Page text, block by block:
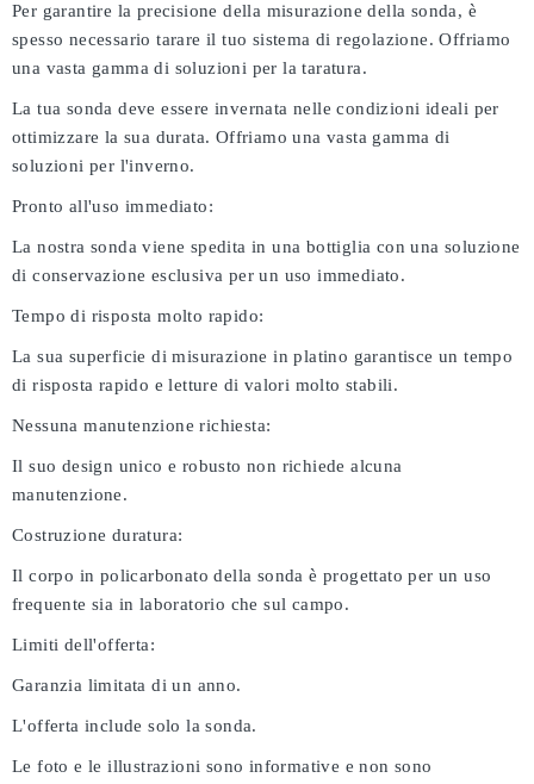
Per garantire la precisione della misurazione della sonda, è
spesso necessario tarare il tuo sistema di regolazione. Offriamo
una vasta gamma di soluzioni per la taratura.
La tua sonda deve essere invernata nelle condizioni ideali per
ottimizzare la sua durata. Offriamo una vasta gamma di
soluzioni per l'inverno.
Pronto all'uso immediato:
La nostra sonda viene spedita in una bottiglia con una soluzione
di conservazione esclusiva per un uso immediato.
Tempo di risposta molto rapido:
La sua superficie di misurazione in platino garantisce un tempo
di risposta rapido e letture di valori molto stabili.
Nessuna manutenzione richiesta:
Il suo design unico e robusto non richiede alcuna
manutenzione.
Costruzione duratura:
Il corpo in policarbonato della sonda è progettato per un uso
frequente sia in laboratorio che sul campo.
Limiti dell'offerta:
Garanzia limitata di un anno.
L'offerta include solo la sonda.
Le foto e le illustrazioni sono informative e non sono